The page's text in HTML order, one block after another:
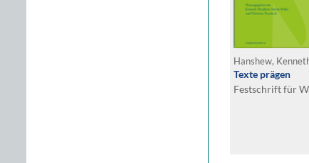
Texte prägen
Festschrift für